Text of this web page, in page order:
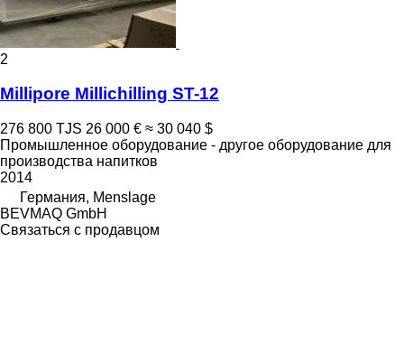
2
Millipore Millichilling ST-12
276 800 TJS 26 000 € ≈ 30 040 $
Промышленное оборудование - другое оборудование для
производства напитков
2014
Германия, Menslage
BEVMAQ GmbH
Связаться с продавцом